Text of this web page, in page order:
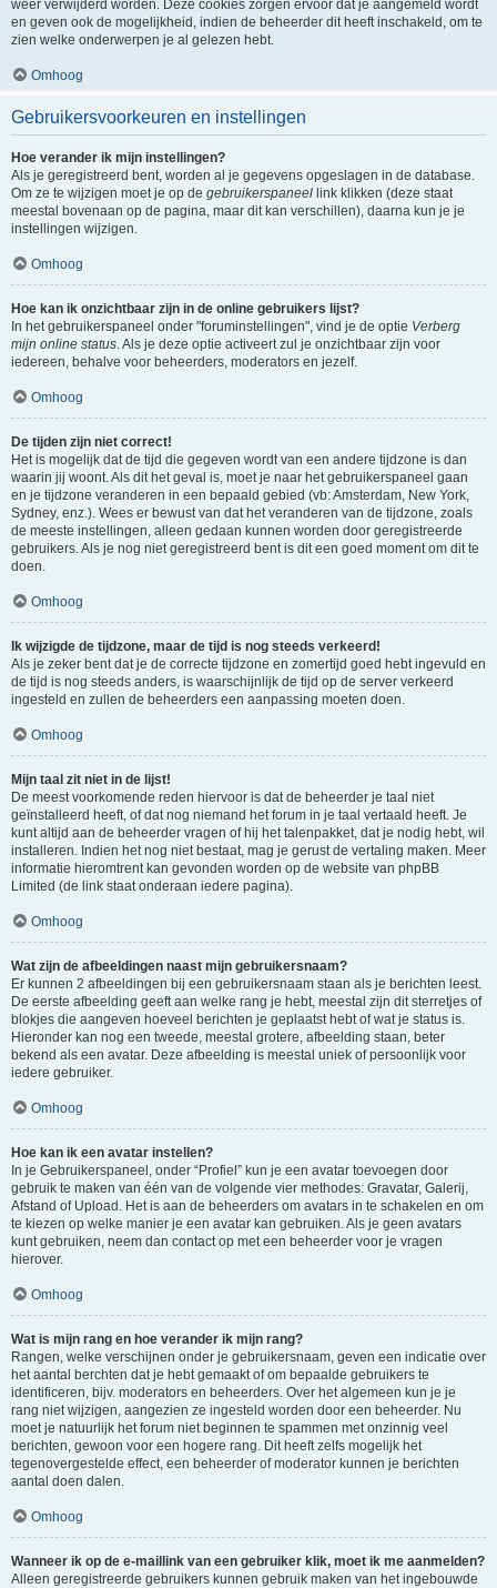
weer verwijderd worden. Deze cookies zorgen ervoor dat je aangemeld wordt
en geven ook de mogelijkheid, indien de beheerder dit heeft inschakeld, om te
zien welke onderwerpen je al gelezen hebt.
Omhoog
Gebruikersvoorkeuren en instellingen
Hoe verander ik mijn instellingen?
Als je geregistreerd bent, worden al je gegevens opgeslagen in de database.
Om ze te wijzigen moet je op de gebruikerspaneel link klikken (deze staat
meestal bovenaan op de pagina, maar dit kan verschillen), daarna kun je je
instellingen wijzigen.
Omhoog
Hoe kan ik onzichtbaar zijn in de online gebruikers lijst?
In het gebruikerspaneel onder "foruminstellingen", vind je de optie Verberg
mijn online status. Als je deze optie activeert zul je onzichtbaar zijn voor
iedereen, behalve voor beheerders, moderators en jezelf.
Omhoog
De tijden zijn niet correct!
Het is mogelijk dat de tijd die gegeven wordt van een andere tijdzone is dan
waarin jij woont. Als dit het geval is, moet je naar het gebruikerspaneel gaan
en je tijdzone veranderen in een bepaald gebied (vb: Amsterdam, New York,
Sydney, enz.). Wees er bewust van dat het veranderen van de tijdzone, zoals
de meeste instellingen, alleen gedaan kunnen worden door geregistreerde
gebruikers. Als je nog niet geregistreerd bent is dit een goed moment om dit te
doen.
Omhoog
Ik wijzigde de tijdzone, maar de tijd is nog steeds verkeerd!
Als je zeker bent dat je de correcte tijdzone en zomertijd goed hebt ingevuld en
de tijd is nog steeds anders, is waarschijnlijk de tijd op de server verkeerd
ingesteld en zullen de beheerders een aanpassing moeten doen.
Omhoog
Mijn taal zit niet in de lijst!
De meest voorkomende reden hiervoor is dat de beheerder je taal niet
geïnstalleerd heeft, of dat nog niemand het forum in je taal vertaald heeft. Je
kunt altijd aan de beheerder vragen of hij het talenpakket, dat je nodig hebt, wil
installeren. Indien het nog niet bestaat, mag je gerust de vertaling maken. Meer
informatie hieromtrent kan gevonden worden op de website van phpBB
Limited (de link staat onderaan iedere pagina).
Omhoog
Wat zijn de afbeeldingen naast mijn gebruikersnaam?
Er kunnen 2 afbeeldingen bij een gebruikersnaam staan als je berichten leest.
De eerste afbeelding geeft aan welke rang je hebt, meestal zijn dit sterretjes of
blokjes die aangeven hoeveel berichten je geplaatst hebt of wat je status is.
Hieronder kan nog een tweede, meestal grotere, afbeelding staan, beter
bekend als een avatar. Deze afbeelding is meestal uniek of persoonlijk voor
iedere gebruiker.
Omhoog
Hoe kan ik een avatar instellen?
In je Gebruikerspaneel, onder “Profiel” kun je een avatar toevoegen door
gebruik te maken van één van de volgende vier methodes: Gravatar, Galerij,
Afstand of Upload. Het is aan de beheerders om avatars in te schakelen en om
te kiezen op welke manier je een avatar kan gebruiken. Als je geen avatars
kunt gebruiken, neem dan contact op met een beheerder voor je vragen
hierover.
Omhoog
Wat is mijn rang en hoe verander ik mijn rang?
Rangen, welke verschijnen onder je gebruikersnaam, geven een indicatie over
het aantal berchten dat je hebt gemaakt of om bepaalde gebruikers te
identificeren, bijv. moderators en beheerders. Over het algemeen kun je je
rang niet wijzigen, aangezien ze ingesteld worden door een beheerder. Nu
moet je natuurlijk het forum niet beginnen te spammen met onzinnig veel
berichten, gewoon voor een hogere rang. Dit heeft zelfs mogelijk het
tegenovergestelde effect, een beheerder of moderator kunnen je berichten
aantal doen dalen.
Omhoog
Wanneer ik op de e-maillink van een gebruiker klik, moet ik me aanmelden?
Alleen geregistreerde gebruikers kunnen gebruik maken van het ingebouwde